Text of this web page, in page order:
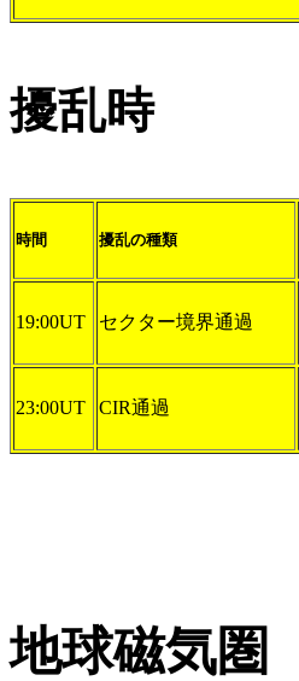
擾乱時
時間 擾乱の種類
19:00UT セクター境界通過
23:00UT CIR通過
地球磁気圏